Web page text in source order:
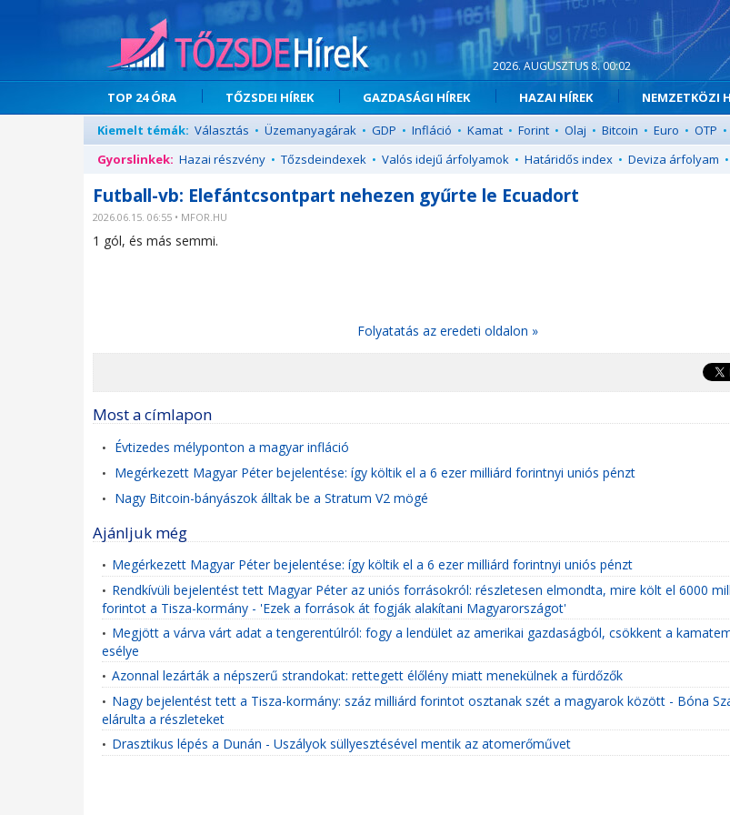
2026. AUGUSZTUS 8. 00:02
TOP 24 ÓRA TŐZSDEI HÍREK GAZDASÁGI HÍREK HAZAI HÍREK NEMZETKÖZI
Kiemelt témák: Választás • Üzemanyagárak • GDP • Infláció • Kamat • Forint • Olaj • Bitcoin • Euro • OTP •
Gyorslinkek: Hazai részvény • Tőzsdeindexek • Valós idejű árfolyamok • Határidős index • Deviza árfolyam •
Futball-vb: Elefántcsontpart nehezen gyűrte le Ecuadort
2026.06.15. 06:55 • MFOR.HU
1 gól, és más semmi.
Folyatatás az eredeti oldalon »
Most a címlapon
• Évtizedes mélyponton a magyar infláció
• Megérkezett Magyar Péter bejelentése: így költik el a 6 ezer milliárd forintnyi uniós pénzt
• Nagy Bitcoin-bányászok álltak be a Stratum V2 mögé
Ajánljuk még
• Megérkezett Magyar Péter bejelentése: így költik el a 6 ezer milliárd forintnyi uniós pénzt
• Rendkívüli bejelentést tett Magyar Péter az uniós forrásokról: részletesen elmondta, mire költ el 6000
forintot a Tisza-kormány - 'Ezek a források át fogják alakítani Magyarországot'
• Megjött a várva várt adat a tengerentúlról: fogy a lendület az amerikai gazdaságból, csökkent a
esélye
• Azonnal lezárták a népszerű strandokat: rettegett élőlény miatt menekülnek a fürdőzők
• Nagy bejelentést tett a Tisza-kormány: száz milliárd forintot osztanak szét a magyarok között - Bóna
elárulta a részleteket
• Drasztikus lépés a Dunán - Uszályok süllyesztésével mentik az atomerőművet